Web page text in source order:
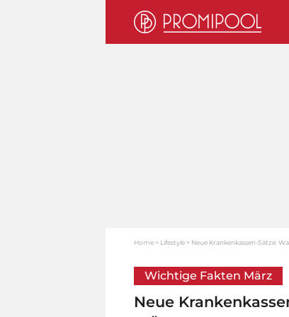
Home Lifestyle Neue Krankenkassen-Sätze:
Wichtige Fakten März
Neue